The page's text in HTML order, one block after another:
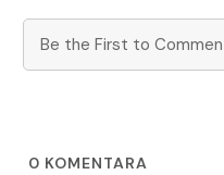
0 KOMENTARA